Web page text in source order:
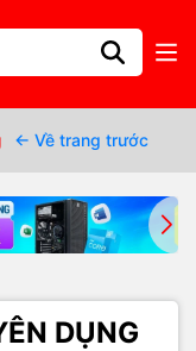
← Về trang trước
DỤNG